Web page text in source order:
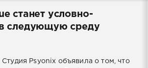
станет условно-
следующую среду
Студия Psyonix объявила о том, что